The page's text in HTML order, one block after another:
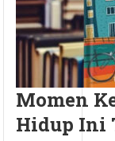
Momen
Hidup Ini